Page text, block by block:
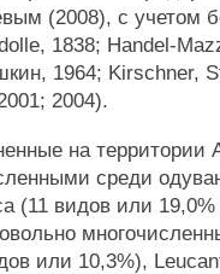
(2008), с учетом
1838; Handel-
1964; Kirschner,
2004).
на территории
среди
(11 видов или
или 10,3%),